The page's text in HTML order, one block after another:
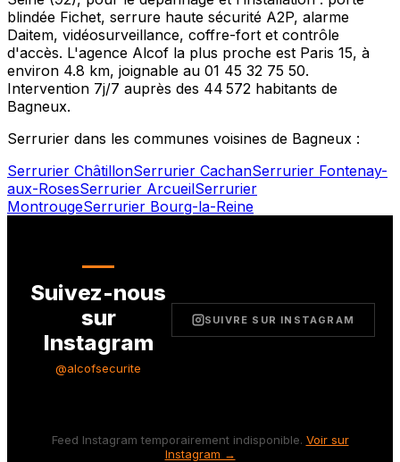
blindée Fichet, serrure haute sécurité A2P, alarme
Daitem, vidéosurveillance, coffre-fort et contrôle
d'accès. L'agence Alcof la plus proche est Paris 15, à
environ 4.8 km, joignable au 01 45 32 75 50.
Intervention 7j/7 auprès des 44 572 habitants de
Bagneux.
Serrurier dans les communes voisines de Bagneux :
Serrurier ChâtillonSerrurier CachanSerrurier Fontenay-
aux-RosesSerrurier ArcueilSerrurier
MontrougeSerrurier Bourg-la-Reine
Suivez-nous
sur
Instagram
@alcofsecurite
SUIVRE SUR INSTAGRAM
Feed Instagram temporairement indisponible. Voir sur
Instagram →